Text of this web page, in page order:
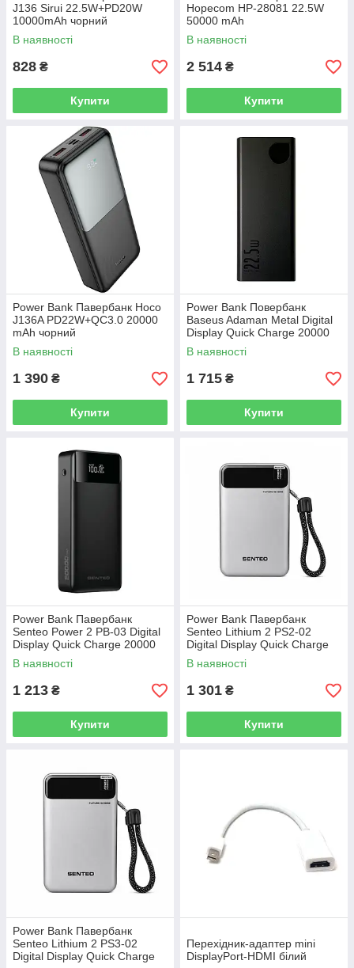
J136 Sirui 22.5W+PD20W
10000mAh чорний
В наявності
828 ₴
Купити
Hopecom HP-28081 22.5W
50000 mAh
В наявності
2 514 ₴
Купити
Power Bank Павербанк Hoco
J136A PD22W+QC3.0 20000
mAh чорний
В наявності
1 390 ₴
Купити
Power Bank Повербанк
Baseus Adaman Metal Digital
Display Quick Charge 20000
mAh 22.5W (PPAD000101
PPADM20S)
В наявності
1 715 ₴
Купити
Power Bank Павербанк
Senteo Power 2 PB-03 Digital
Display Quick Charge 20000
mAh 22.5W
В наявності
1 213 ₴
Купити
Power Bank Павербанк
Senteo Lithium 2 PS2-02
Digital Display Quick Charge
20000 mAh 22.5W
В наявності
1 301 ₴
Купити
Power Bank Павербанк
Senteo Lithium 2 PS3-02
Digital Display Quick Charge
Перехідник-адаптер mini
DisplayPort-HDMI білий